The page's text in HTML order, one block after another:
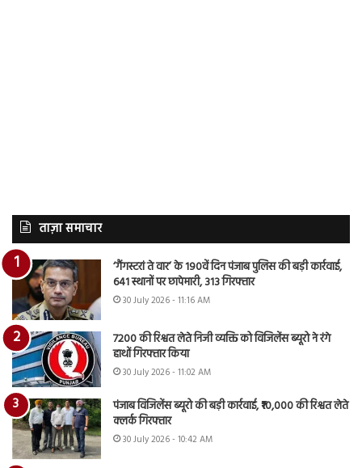
ताज़ा समाचार
‘गैंगस्टरां ते वार’ के 190वें दिन पंजाब पुलिस की बड़ी कार्रवाई,
641 स्थानों पर छापेमारी, 313 गिरफ्तार
30 July 2026 - 11:16 AM
7200 की रिश्वत लेते निजी व्यक्ति को विजिलेंस ब्यूरो ने रंगे
हाथों गिरफ्तार किया
30 July 2026 - 11:02 AM
पंजाब विजिलेंस ब्यूरो की बड़ी कार्रवाई, ₹10,000 की रिश्वत लेते
क्लर्क गिरफ्तार
30 July 2026 - 10:42 AM